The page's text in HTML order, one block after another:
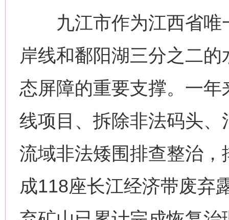
九江市作为江西省唯
岸线和鄱阳湖三分之二
态屏障的重要支撑。一
线项目、拆除非法码头
流域非法矮围排查整治
成118座长江经济带废弃